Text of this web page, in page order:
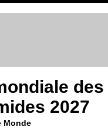
des
2027
Monde